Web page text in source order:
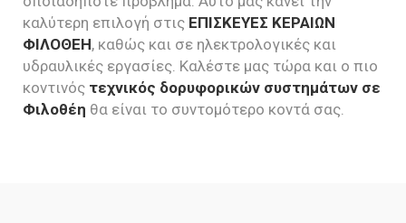
καλύτερη επιλογή στις ΕΠΙΣΚΕΥΕΣ ΚΕΡΑΙΩΝ
ΦΙΛΟΘΕΗ, καθώς και σε ηλεκτρολογικές και
υδραυλικές εργασίες. Καλέστε μας τώρα και ο πιο
κοντινός τεχνικός δορυφορικών συστημάτων σε
Φιλοθέη θα είναι το συντομότερο κοντά σας.